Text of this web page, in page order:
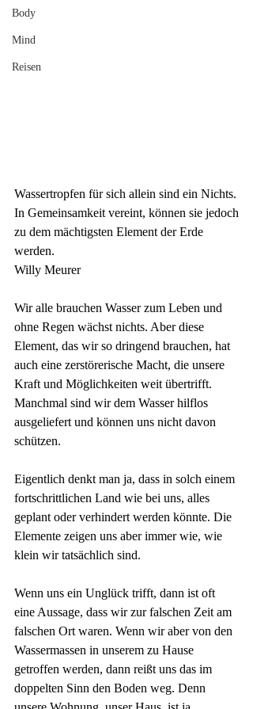
Body
Mind
Reisen
Wassertropfen für sich allein sind ein Nichts.
In Gemeinsamkeit vereint, können sie jedoch
zu dem mächtigsten Element der Erde
werden.
Willy Meurer
Wir alle brauchen Wasser zum Leben und
ohne Regen wächst nichts. Aber diese
Element, das wir so dringend brauchen, hat
auch eine zerstörerische Macht, die unsere
Kraft und Möglichkeiten weit übertrifft.
Manchmal sind wir dem Wasser hilflos
ausgeliefert und können uns nicht davon
schützen.
Eigentlich denkt man ja, dass in solch einem
fortschrittlichen Land wie bei uns, alles
geplant oder verhindert werden könnte. Die
Elemente zeigen uns aber immer wie, wie
klein wir tatsächlich sind.
Wenn uns ein Unglück trifft, dann ist oft
eine Aussage, dass wir zur falschen Zeit am
falschen Ort waren. Wenn wir aber von den
Wassermassen in unserem zu Hause
getroffen werden, dann reißt uns das im
doppelten Sinn den Boden weg. Denn